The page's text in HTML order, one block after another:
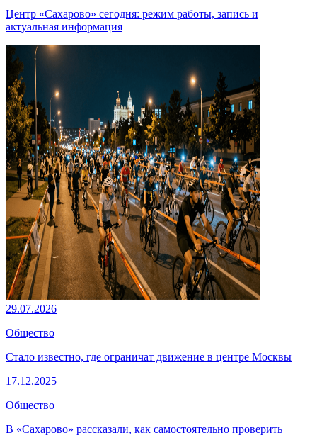
Центр «Сахарово» сегодня: режим работы, запись и
актуальная информация
29.07.2026
Общество
Стало известно, где ограничат движение в центре Москвы
17.12.2025
Общество
В «Сахарово» рассказали, как самостоятельно проверить